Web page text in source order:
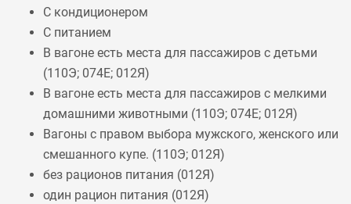
С кондиционером
С питанием
В вагоне есть места для пассажиров с детьми
(110Э; 074Е; 012Я)
В вагоне есть места для пассажиров с мелкими
домашними животными (110Э; 074Е; 012Я)
Вагоны с правом выбора мужского, женского или
смешанного купе. (110Э; 012Я)
без рационов питания (012Я)
один рацион питания (012Я)